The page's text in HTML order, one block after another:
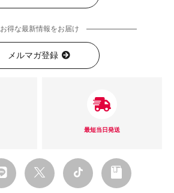
お得な最新情報をお届け
メルマガ登録
最短当日発送